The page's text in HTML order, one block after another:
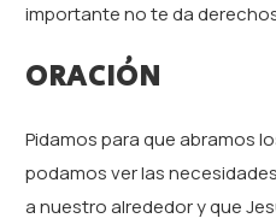
importante no te da
ORACIÓN
Pidamos para que abramos
podamos ver las
a nuestro alrededor y que